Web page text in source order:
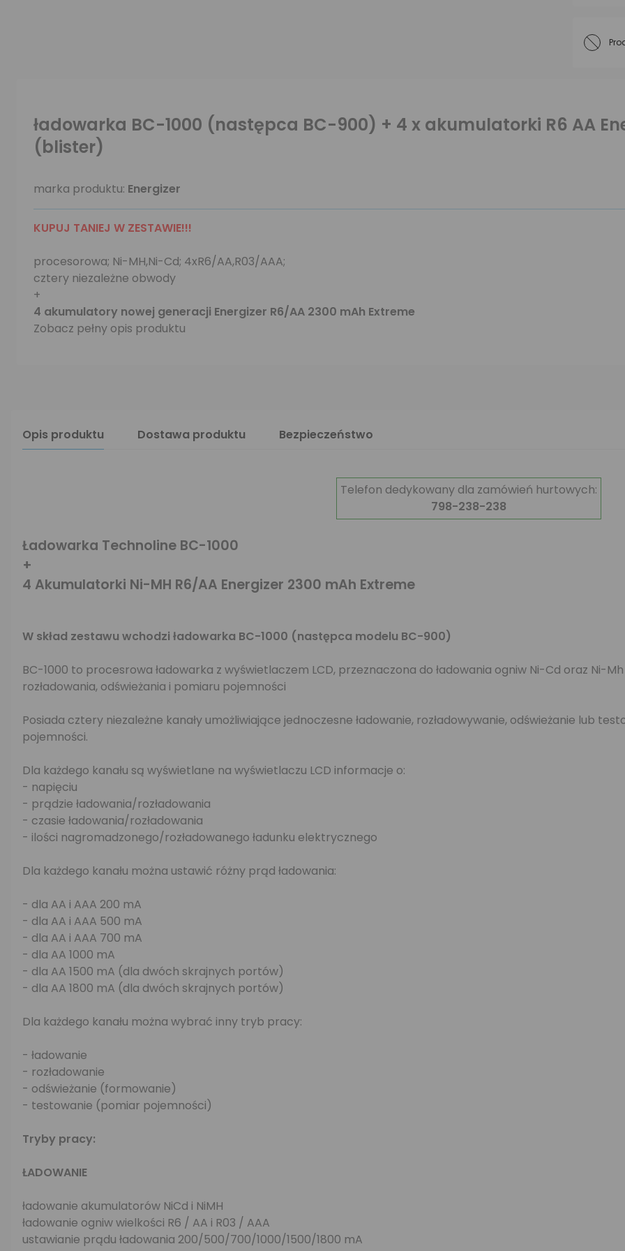
ładowarka BC-1000 (następca BC-900) + 4 x akumulatorki R6 AA
(blister)
marka produktu: Energizer
KUPUJ TANIEJ W ZESTAWIE!!!
procesorowa; Ni-MH,Ni-Cd; 4xR6/AA,R03/AAA;
cztery niezależne obwody
+
4 akumulatory nowej generacji Energizer R6/AA 2300 mAh Extreme
Zobacz pełny opis produktu
Opis produktu Dostawa produktu Bezpieczeństwo
Telefon dedykowany dla zamówień hurtowych:
798-238-238
Ładowarka Technoline BC-1000
+
4 Akumulatorki Ni-MH R6/AA Energizer 2300 mAh Extreme
W skład zestawu wchodzi ładowarka BC-1000 (następca modelu BC-900)
BC-1000 to procesrowa ładowarka z wyświetlaczem LCD, przeznaczona do ładowania ogniw Ni-Cd oraz Ni-
rozładowania, odświeżania i pomiaru pojemności
Posiada cztery niezależne kanały umożliwiające jednoczesne ładowanie, rozładowywanie, odświeżanie lub
pojemności.
Dla każdego kanału są wyświetlane na wyświetlaczu LCD informacje o:
- napięciu
- prądzie ładowania/rozładowania
- czasie ładowania/rozładowania
- ilości nagromadzonego/rozładowanego ładunku elektrycznego
Dla każdego kanału można ustawić różny prąd ładowania:
- dla AA i AAA 200 mA
- dla AA i AAA 500 mA
- dla AA i AAA 700 mA
- dla AA 1000 mA
- dla AA 1500 mA (dla dwóch skrajnych portów)
- dla AA 1800 mA (dla dwóch skrajnych portów)
Dla każdego kanału można wybrać inny tryb pracy:
- ładowanie
- rozładowanie
- odświeżanie (formowanie)
- testowanie (pomiar pojemności)
Tryby pracy:
ŁADOWANIE
ładowanie akumulatorów NiCd i NiMH
ładowanie ogniw wielkości R6 / AA i R03 / AAA
ustawianie prądu ładowania 200/500/700/1000/1500/1800 mA